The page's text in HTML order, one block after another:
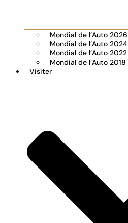
Mondial de l’Auto 2026
Mondial de l’Auto 2024
Mondial de l’Auto 2022
Mondial de l’Auto 2018
Visiter